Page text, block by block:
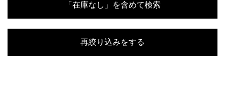
「在庫なし」を含めて検索
再絞り込みをする